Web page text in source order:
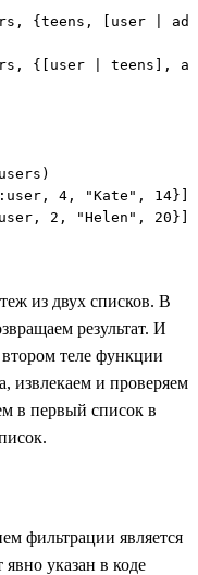
{teens, [user |
{[user | teens],
4, "Kate", 14}],
2, "Helen", 20}]}
из двух списков. В
результат. И
теле функции
извлекаем и проверяем
в первый список в
фильтрации является
явно указан в коде